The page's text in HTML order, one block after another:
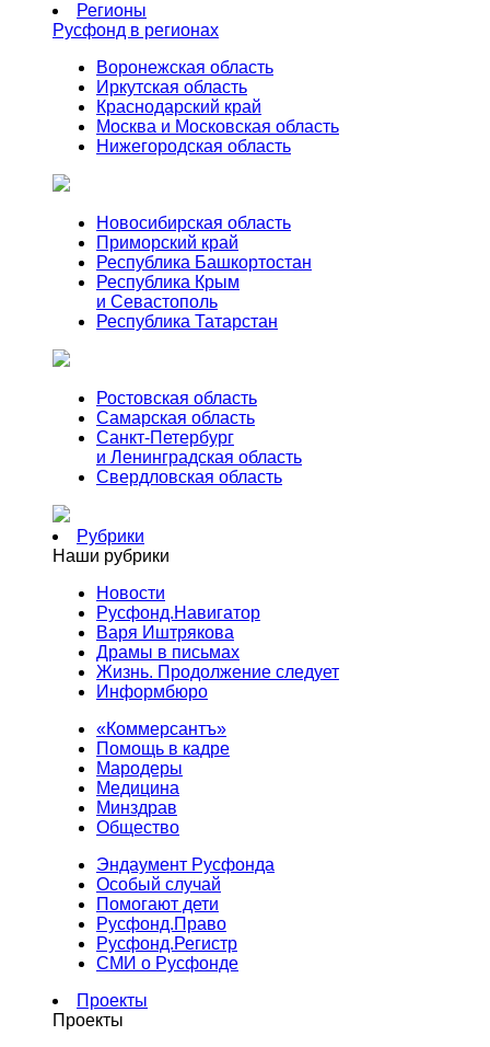
Регионы
Русфонд в регионах
Воронежская область
Иркутская область
Краснодарский край
Москва и Московская область
Нижегородская область
Новосибирская область
Приморский край
Республика Башкортостан
Республика Крым
и Севастополь
Республика Татарстан
Ростовская область
Самарская область
Санкт-Петербург
и Ленинградская область
Свердловская область
Рубрики
Наши рубрики
Новости
Русфонд.Навигатор
Варя Иштрякова
Драмы в письмах
Жизнь. Продолжение следует
Информбюро
«Коммерсантъ»
Помощь в кадре
Мародеры
Медицина
Минздрав
Общество
Эндаумент Русфонда
Особый случай
Помогают дети
Русфонд.Право
Русфонд.Регистр
СМИ о Русфонде
Проекты
Проекты